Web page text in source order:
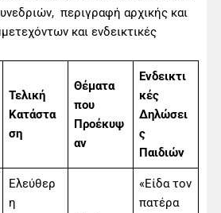
περιγραφή αρχικής και
και ενδεικτικές
Τελική
Κατάστα
ση
Θέματα
που
Προέκυψ
αν
Ενδεικτι
κές
Δηλώσει
ς
Παιδιών
Ελεύθερ
η
«Είδα τον
πατέρα